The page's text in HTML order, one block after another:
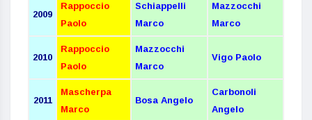
2009
Rappoccio
Paolo
Schiappelli
Marco
Mazzocchi
Marco
2010
Rappoccio
Paolo
Mazzocchi
Marco
Vigo Paolo
2011
Mascherpa
Marco
Bosa Angelo
Carbonoli
Angelo